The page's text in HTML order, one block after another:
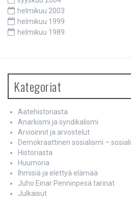
helmikuu 2003
helmikuu 1999
helmikuu 1989
Kategoriat
Aatehistoriasta
Anarkismi ja syndikalismi
Arvioinnit ja arvostelut
Demokraattinen sosialismi –
Historiasta
Huumoria
Ihmisiä ja elettyä elämää
Juho Einar Penninpesä tarinat
Julkaisut